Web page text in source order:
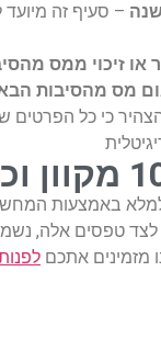
– סעיף זה מיועד
זיכוי ממס
מס מהסיבות
כי כל הפרטים
לצד טפסים אלה,
מזמינים אתכם